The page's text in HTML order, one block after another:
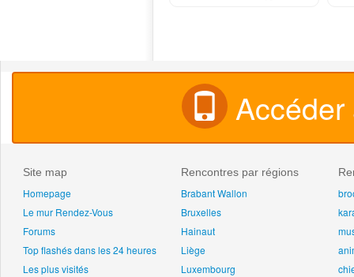
Site map
Homepage
Le mur Rendez-Vous
Forums
Top flashés dans les 24 heures
Les plus visités
Rencontres par régions
Brabant Wallon
Bruxelles
Hainaut
Liège
Luxembourg